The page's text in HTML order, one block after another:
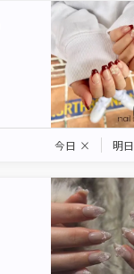
今日 × 明日